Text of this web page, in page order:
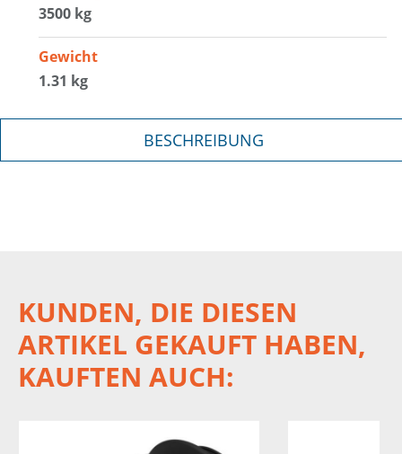
3500 kg
Gewicht
1.31 kg
BESCHREIBUNG
KUNDEN, DIE DIESEN
ARTIKEL GEKAUFT HABEN,
KAUFTEN AUCH: